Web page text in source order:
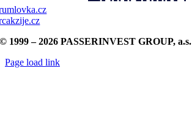
© 1999 – 2026 PASSERINVEST GROUP, a.s.
Page load link